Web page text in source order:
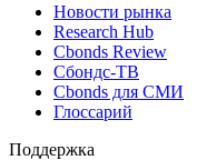
Новости рынка
Research Hub
Cbonds Review
Сбондс-ТВ
Cbonds для СМИ
Глоссарий
Поддержка